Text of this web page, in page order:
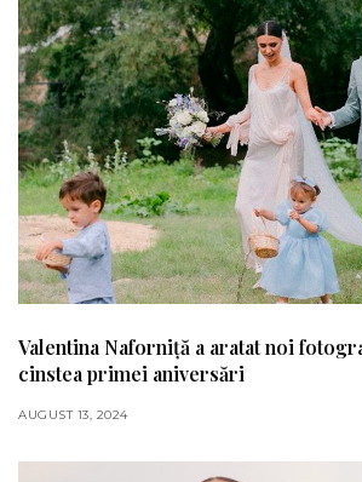
Valentina Naforniță a aratat noi
cinstea primei aniversări
AUGUST 13, 2024